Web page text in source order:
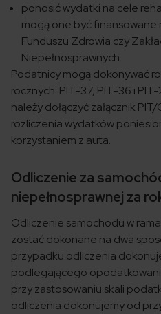
ponosić wydatki na cele
mogą one być finansowane
Funduszu Zdrowia czy
Niepełnosprawnych.
Podatnicy mogą dokonywać
rocznych: PIT-37, PIT-36 i
należy dołączyć załącznik
rozliczenia wydatków
korzystaniem z auta.
Odliczenie za
niepełnosprawnej za
Odliczenie samochodu w
zostać dokonane na dwa
przypadku odliczenia
podlegającego
przy zastosowaniu skali
odliczenia dokonujemy od